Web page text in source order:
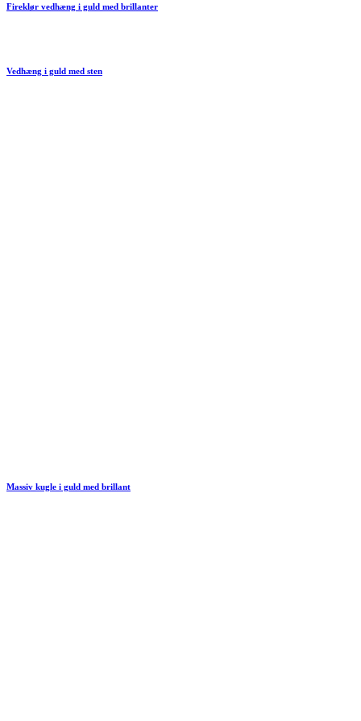
Fireklør vedhæng i guld med brillanter
Vedhæng i guld med sten
Massiv kugle i guld med brillant